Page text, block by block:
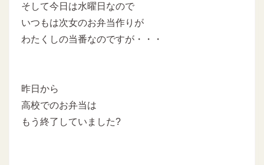
そして今日は水曜日なので
いつもは次女のお弁当作りが
わたくしの当番なのですが・・・
昨日から
高校でのお弁当は
もう終了していました?